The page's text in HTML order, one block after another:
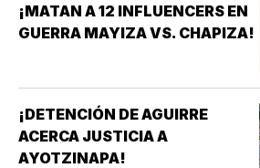
¡MATAN A 12 INFLUENCERS EN
GUERRA MAYIZA VS. CHAPIZA!
¡DETENCIÓN DE AGUIRRE
ACERCA JUSTICIA A
AYOTZINAPA!